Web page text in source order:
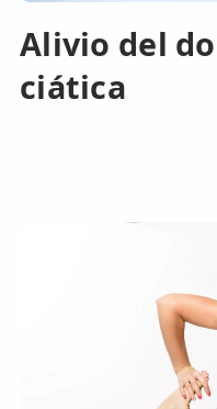
Alivio del
ciática